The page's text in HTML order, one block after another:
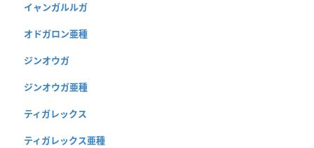
イャンガルルガ
オドガロン亜種
ジンオウガ
ジンオウガ亜種
ティガレックス
ティガレックス亜種